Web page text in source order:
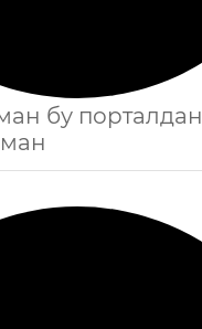
бу порталдан